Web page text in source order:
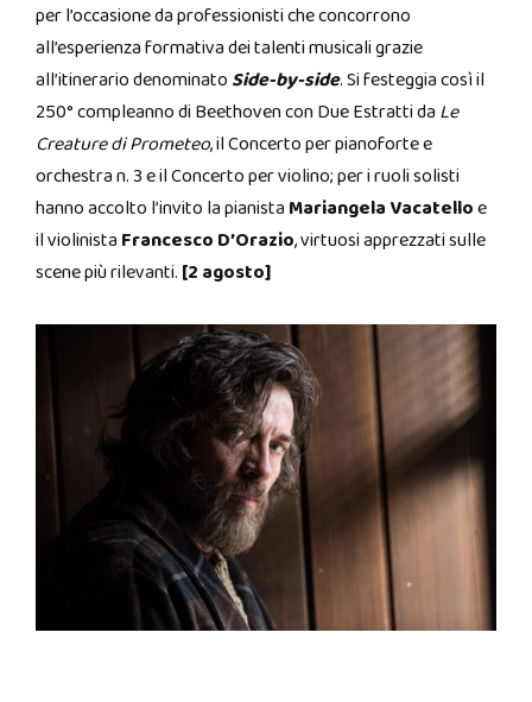
per l’occasione da professionisti che concorrono
all’esperienza formativa dei talenti musicali grazie
all’itinerario denominato Side-by-side. Si festeggia così il
250° compleanno di Beethoven con Due Estratti da Le
Creature di Prometeo, il Concerto per pianoforte e
orchestra n. 3 e il Concerto per violino; per i ruoli solisti
hanno accolto l’invito la pianista Mariangela Vacatelloe
il violinista Francesco D’Orazio, virtuosi apprezzati sulle
scene più rilevanti. [2 agosto]